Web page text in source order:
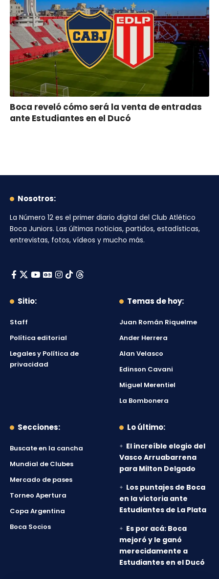
Boca reveló cómo será la venta de entradas
ante Estudiantes en el Ducó
Nosotros:
La Número 12 es el primer diario digital del Club Atlético
Boca Juniors. Las últimas noticias, partidos, estadísticas,
entrevistas, fotos, vídeos y mucho más.
Sitio:
Staff
Política editorial
Legales y Política de
privacidad
Temas de hoy:
Juan Román Riquelme
Ander Herrera
Alan Velasco
Edinson Cavani
Miguel Merentiel
La Bombonera
Secciones:
Buscate en la cancha
Mundial de Clubes
Mercado de pases
Torneo Apertura
Copa Argentina
Boca Socios
Lo último:
El increíble elogio del
Vasco Arruabarrena
para Milton Delgado
Los puntajes de Boca
en la victoria ante
Estudiantes de La Plata
Es por acá: Boca
mejoró y le ganó
merecidamente a
Estudiantes en el Ducó